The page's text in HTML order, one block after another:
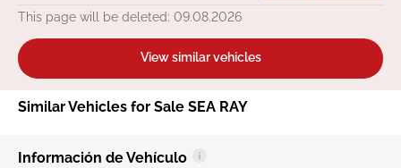
This page will be deleted: 09.08.2026
View similar vehicles
Similar Vehicles for Sale SEA RAY
Información de Vehículo